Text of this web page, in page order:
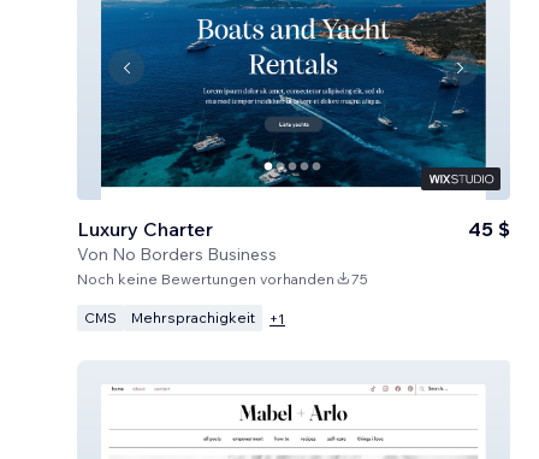
Luxury Charter
Von No Borders Business
45 $
Noch keine Bewertungen vorhanden 75
CMS Mehrsprachigkeit +1